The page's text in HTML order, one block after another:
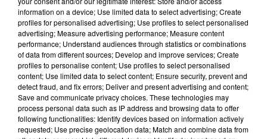
Musique
RÜFÜS DU SOL annonce un nouvel
album après sa tournée mondiale
information on a device; Use limited data to select advertising; Create
profiles for personalised advertising; Use profiles to select personalised
advertising; Measure advertising performance; Measure content
performance; Understand audiences through statistics or combinations
of data from different sources; Develop and improve services; Create
profiles to personalise content; Use profiles to select personalised
content; Use limited data to select content; Ensure security, prevent and
detect fraud, and fix errors; Deliver and present advertising and content;
Save and communicate privacy choices. These technologies may
process personal data such as IP address and browsing data to offer
following functionalities: Identify devices based on information actively
requested; Use precise geolocation data; Match and combine data from